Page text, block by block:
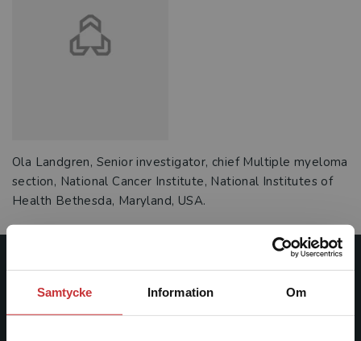
Samtycke Information Om
Ola Landgren, Senior investigator, chief Multiple myeloma
section, National Cancer Institute, National Institutes of
Health Bethesda, Maryland, USA.
Studentlitteratur
Studentlitteratur grundades 1963 och är idag Sveriges